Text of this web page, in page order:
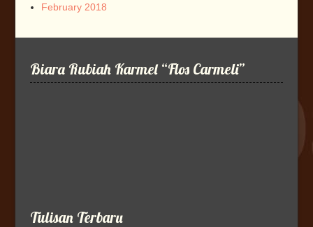
February 2018
Biara Rubiah Karmel “Flos Carmeli”
Tulisan Terbaru